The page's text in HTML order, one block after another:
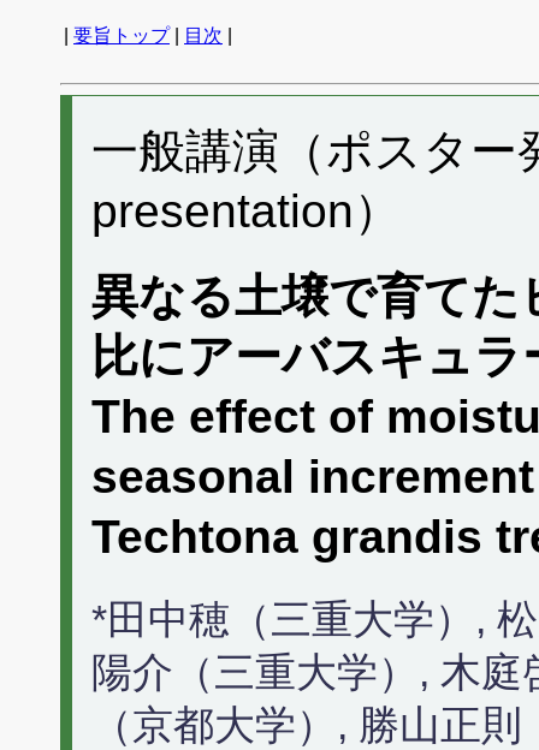
要旨トップ| 目次
一般講演（ポスタ
presentation）
異なる土壌で育てた
比にアーバスキュ
The effect of
seasonal
Techtona grandis
*田中穂（三重大学）,
陽介（三重大学）, 木
（京都大学）, 勝山正